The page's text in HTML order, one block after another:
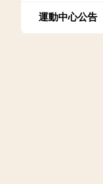
運動中心公告